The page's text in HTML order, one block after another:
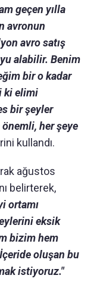
geçen yılla
avronun
avro satış
alabilir. Benim
bir o kadar
ki elimi
bir şeyler
her şeye
kullandı.
ağustos
belirterek,
ortamı
eksik
bizim hem
oluşan bu
istiyoruz."